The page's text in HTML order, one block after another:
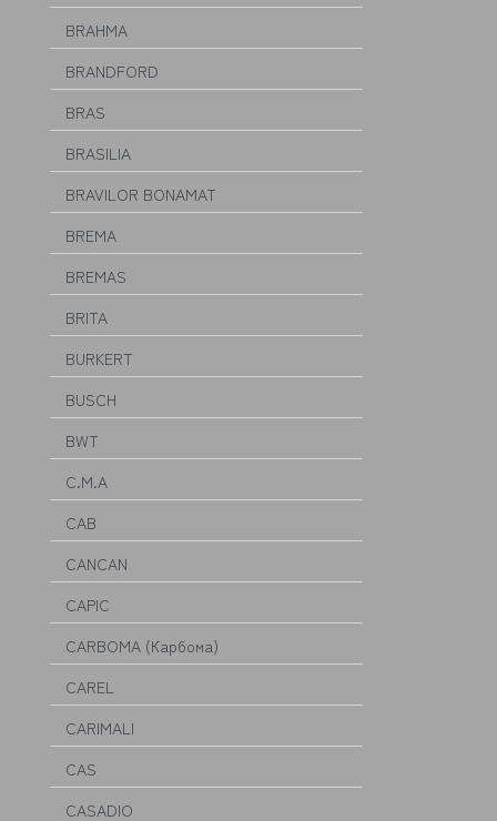
BRAHMA
BRANDFORD
BRAS
BRASILIA
BRAVILOR BONAMAT
BREMA
BREMAS
BRITA
BURKERT
BUSCH
BWT
C.M.A
CAB
CANCAN
CAPIC
CARBOMA (Карбома)
CAREL
CARIMALI
CAS
CASADIO